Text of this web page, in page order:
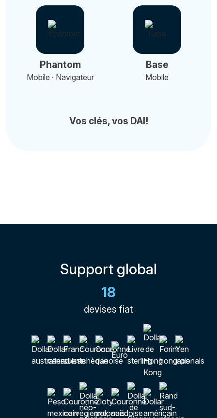
Phantom
Mobile · Navigateur
Base
Mobile
Vos clés, vos DAI!
Support global
18
devises fiat